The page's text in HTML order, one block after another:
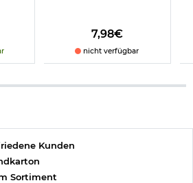
7,98€
nicht verfügbar
Kunden
Sortiment